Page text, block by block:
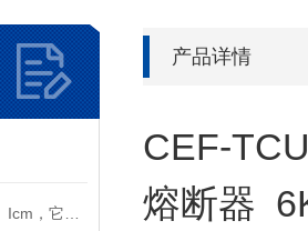
产品详情
CEF-
熔断器